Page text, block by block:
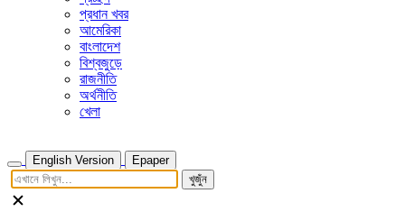
প্রধান খবর
আমেরিকা
বাংলাদেশ
বিশ্বজুড়ে
রাজনীতি
অর্থনীতি
খেলা
English Version
Epaper
খুজুঁন